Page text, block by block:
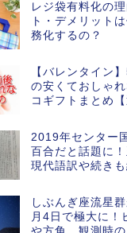
レジ袋有料化の
ト・デメリット
務化するの？
【バレンタイン
の安くておしゃ
コギフトまとめ【
2019年センター
百合だと話題に
現代語訳や続きも
しぶんぎ座流星
月4日で極大に！